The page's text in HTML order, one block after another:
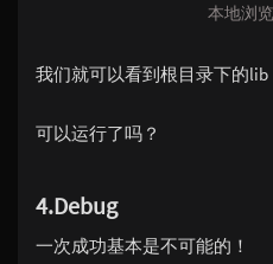
本地浏
我们就可以看到根目录下的lib
可以运行了吗？
4.Debug
一次成功基本是不可能的！